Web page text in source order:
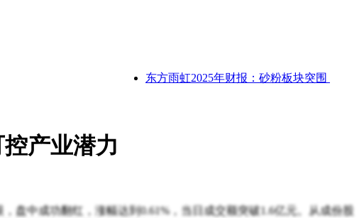
东方雨虹2025年财报：砂粉板块突围，全产业
产业潜力
盘中成功翻红，涨幅达到0.61%，当日成交额突破1.6亿元。从成份股